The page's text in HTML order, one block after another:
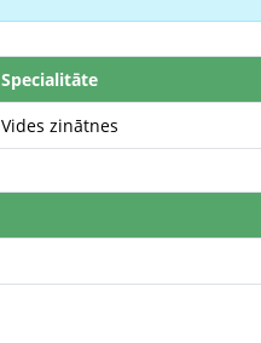
Specialitāte
Vides zinātnes